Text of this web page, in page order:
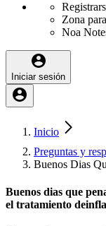
Zona
Noa
Iniciar sesión
Inicio
Preguntas y
Buenos Dias
Buenos dias que
el tratamiento